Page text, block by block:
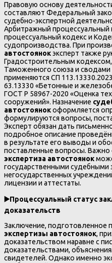
Правовую основу
составляют Федеральный
судебно-экспертной
Арбитражный процессуальный
процессуальный кодекс и
судопроизводства. При
автостоянокэксперт также
Градостроительным
Таможенного союза и сводами
применяются СП
63.13330 «Бетонные и
ГОСТ Р 58967-2020 «Оценка
сооружений». Назначение
автостоянокоформляется
формулируются вопросы,
Эксперт обязан дать
подробное описание
в результате его выводы и
поставленные вопросы. Важно
экспертиза автостоянок
государственными судебными
негосударственных
лицензии и аттестаты.
▶️Процессуальный статус
доказательств
Заключение, подготовленное
экспертизы автостоянок,
доказательством наравне с
доказательствами,
свидетелей. Однако именно